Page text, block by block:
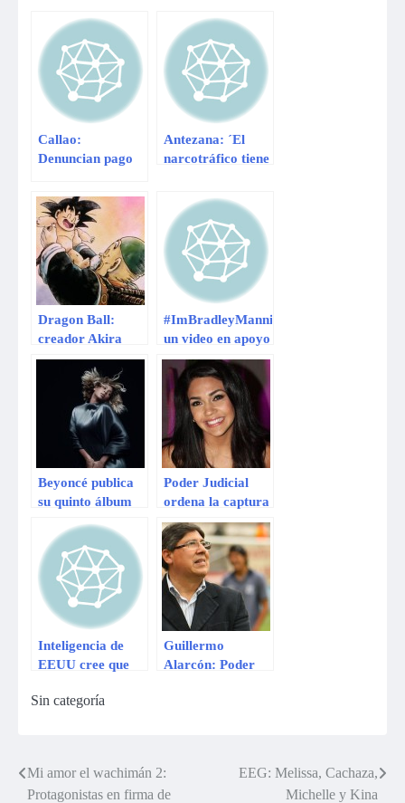
Callao:
Denuncian pago
ganar licitación
de obra del PJ
Antezana: ´El
narcotráfico tiene
en el poder
político´
Dragon Ball:
creador Akira
Toriyama
confirma precuela
del anime
#ImBradleyManning,
un video en apoyo
a quien filtró los
reveladores
documentos de
Wikileaks
Beyoncé publica
su quinto álbum
de estudio en
iTunes
Poder Judicial
ordena la captura
de Vania Bludau
Inteligencia de
EEUU cree que
busca
Guillermo
Alarcón: Poder
Sin categoría
Navegación
Mi amor el wachimán 2:
Protagonistas en firma de
EEG: Melissa, Cachaza,
Michelle y Kina